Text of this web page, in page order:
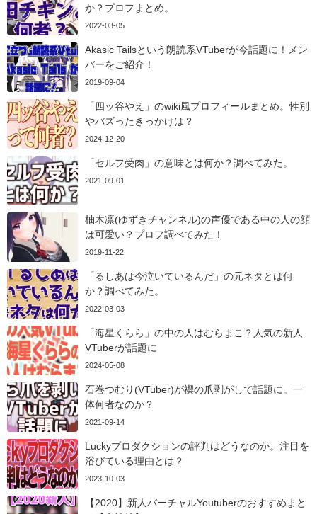
か？プロフまとめ。
2022-03-05
Akasic Tailsという朗読系VTuberが今話題に！メン
バーをご紹介！
2019-09-04
「四ッ谷やえ」のwiki風プロフィールまとめ。性別
やバズったきっかけは？
2024-12-20
「セルフ受肉」の意味とは何か？調べてみた。
2021-09-01
柚木凛(ゆずきチャンネル)の声優である中の人の顔
は可愛い？プロフ調べてみた！
2019-11-22
「るしあは今泣いているんだ」の元ネタとは何
か？調べてみた。
2022-03-03
「海星くらら」の中の人はむらまこ？人気の新人
VTuberが話題に
2024-05-08
石巻つむり(VTuber)が禊の爪剥がしで話題に。一
体何者なのか？
2021-09-14
Luckyプロダクションの評判はどうなのか。注目を
浴びている理由とは？
2023-10-03
【2020】新人バーチャルYoutuberのおすすめまと